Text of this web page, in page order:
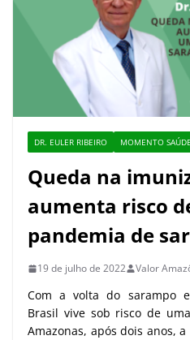
DR. EULER RIBEIRO MOMENTO SAÚDE
Queda na
aumenta risco
pandemia de
19 de julho de 2022 Valor
Com a volta do sarampo
Brasil vive sob risco de
Amazonas, após dois anos,